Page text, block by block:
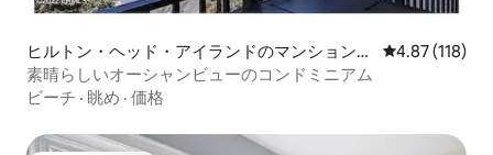
ヒルトン・ヘッド・アイランドのマンション・
アパート
レビュー118
4.87 (118)
素晴らしいオーシャンビューのコンドミニアム
ビーチ · 眺め · 価格